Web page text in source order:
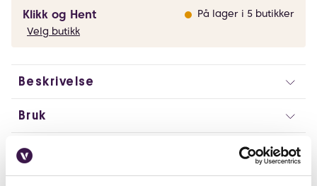
Klikk og Hent
På lager i 5 butikker
Velg butikk
Beskrivelse
Bruk
Ingredienser